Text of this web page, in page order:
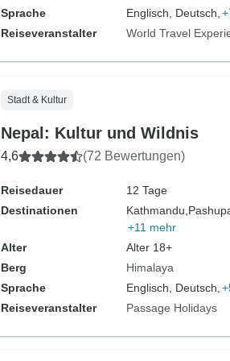
Sprache Englisch, Deutsch,
Reiseveranstalter
World Travel
Stadt & Kultur
Nepal: Kultur und Wildnis
4,6 (72 Bewertungen)
Reisedauer
12 Tage
Destinationen
Kathmandu,
+11 mehr
Alter
Alter 18+
Berg
Himalaya
Sprache
Englisch, Deutsch,
Reiseveranstalter
Passage Holidays